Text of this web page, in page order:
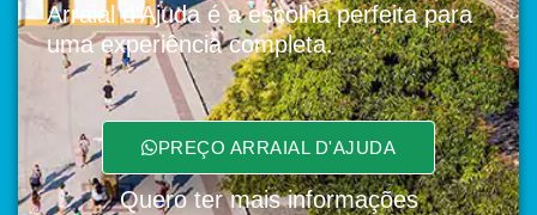
Arraial d’Ajuda é a escolha perfeita para
uma experiência completa.
PREÇO ARRAIAL D'AJUDA
Quero ter mais informações